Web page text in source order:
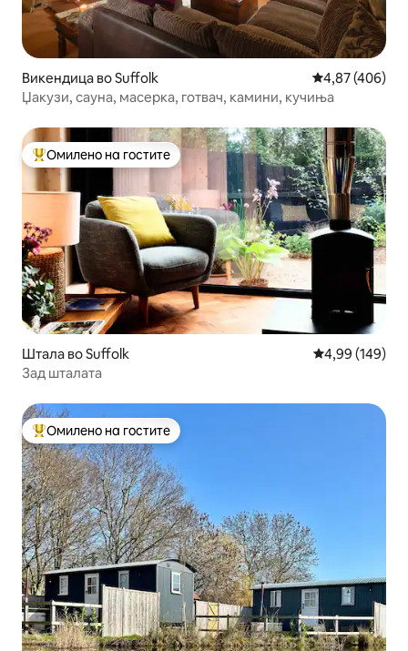
Викендица во Suffolk Просечна
4,87 (406)
Џакузи, сауна, масерка, готвач, камини, кучиња
Меѓу најуспешните „Омилени на гостите“
Омилено на гостите
Штала во Suffolk Просечна
4,99 (149)
Зад шталата
Меѓу најуспешните „Омилени на гостите“
Омилено на гостите